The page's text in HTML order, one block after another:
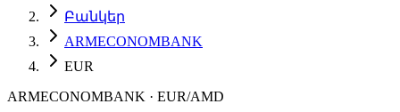
Բանկեր
ARMECONOMBANK
EUR
ARMECONOMBANK · EUR/AMD